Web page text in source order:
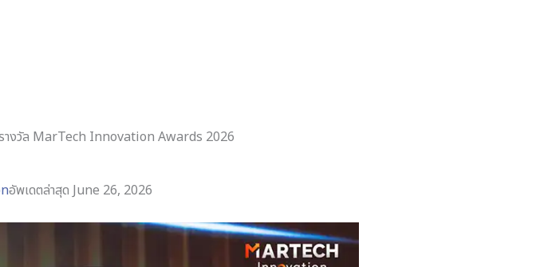
างวัล MarTech Innovation Awards 2026
อัพเดตล่าสุด June 26, 2026